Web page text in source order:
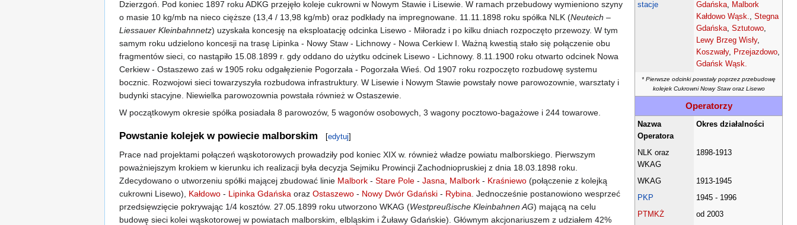
stacje
Gdańska, Malbork
Kałdowo Wąsk., Stegna
Gdańska, Sztutowo,
Lewy Brzeg Wisły,
Koszwały, Przejazdowo,
Gdańsk Wąsk.
* Pierwsze odcinki powstały poprzez przebudowę
kolejek Cukrowni Nowy Staw oraz Lisewo
Operatorzy
Nazwa
Operatora
Okres działalności
NLK oraz
WKAG
1898-1913
WKAG
1913-1945
PKP
1945 - 1996
PTMKŻ
od 2003
Dzierzgoń. Pod koniec 1897 roku ADKG przejęło koleje cukrowni w Nowym Stawie i Lisewie. W ramach przebudowy wymieniono szyny
o masie 10 kg/mb na nieco cięższe (13,4 / 13,98 kg/mb) oraz podkłady na impregnowane. 11.11.1898 roku spółka NLK (Neuteich –
Liessauer Kleinbahnnetz) uzyskała koncesję na eksploatację odcinka Lisewo - Miłoradz i po kilku dniach rozpoczęto przewozy. W tym
samym roku udzielono koncesji na trasę Lipinka - Nowy Staw - Lichnowy - Nowa Cerkiew I. Ważną kwestią stało się połączenie obu
fragmentów sieci, co nastąpiło 15.08.1899 r. gdy oddano do użytku odcinek Lisewo - Lichnowy. 8.11.1900 roku otwarto odcinek Nowa
Cerkiew - Ostaszewo zaś w 1905 roku odgałęzienie Pogorzała - Pogorzała Wieś. Od 1907 roku rozpoczęto rozbudowę systemu
bocznic. Rozwojowi sieci towarzyszyła rozbudowa infrastruktury. W Lisewie i Nowym Stawie powstały nowe parowozownie, warsztaty i
budynki stacyjne. Niewielka parowozownia powstała również w Ostaszewie.
W początkowym okresie spółka posiadała 8 parowozów, 5 wagonów osobowych, 3 wagony pocztowo-bagażowe i 244 towarowe.
Powstanie kolejek w powiecie malborskim [edytuj]
Prace nad projektami połączeń wąskotorowych prowadziły pod koniec XIX w. również władze powiatu malborskiego. Pierwszym
poważniejszym krokiem w kierunku ich realizacji była decyzja Sejmiku Prowincji Zachodniopruskiej z dnia 18.03.1898 roku.
Zdecydowano o utworzeniu spółki mającej zbudować linie Malbork - Stare Pole - Jasna Malbork - Kraśniewo (połączenie z kolejką
cukrowni Lisewo), Kałdowo - Lipinka Gdańska oraz Ostaszewo - Nowy Dwór Gdański - Rybina . Jednocześnie postanowiono wesprzeć
przedsięwzięcie pokrywając 1/4 kosztów. 27.05.1899 roku utworzono WKAG (Westpreußische Kleinbahnen AG) mającą na celu
budowę sieci kolei wąskotorowej w powiatach malborskim, elbląskim i Żuławy Gdańskie). Głównym akcjonariuszem z udziałem 42%